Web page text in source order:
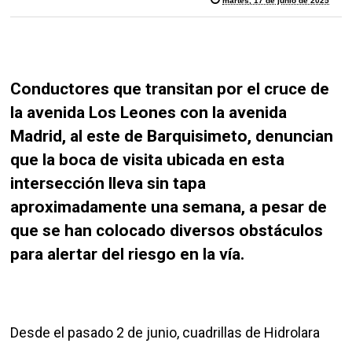
Conductores que transitan por el cruce de
la avenida Los Leones con la avenida
Madrid, al este de Barquisimeto, denuncian
que la boca de visita ubicada en esta
intersección lleva sin tapa
aproximadamente una semana, a pesar de
que se han colocado diversos obstáculos
para alertar del riesgo en la vía.
Desde el pasado 2 de junio, cuadrillas de Hidrolara